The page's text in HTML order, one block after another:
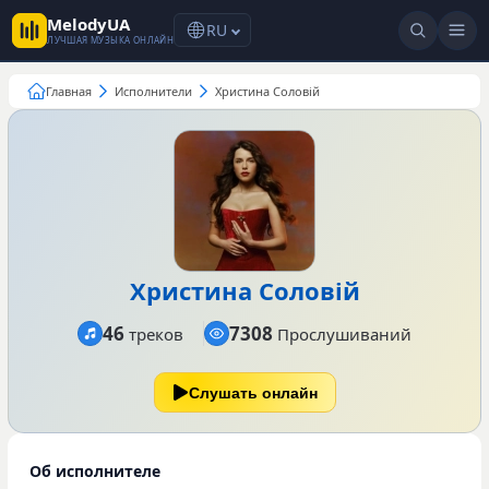
MelodyUA
ЛУЧШАЯ МУЗЫКА ОНЛАЙН RU
Главная Исполнители Христина Соловій
Христина Соловій
46 треков 7308 Прослушиваний
Слушать онлайн
Об исполнителе